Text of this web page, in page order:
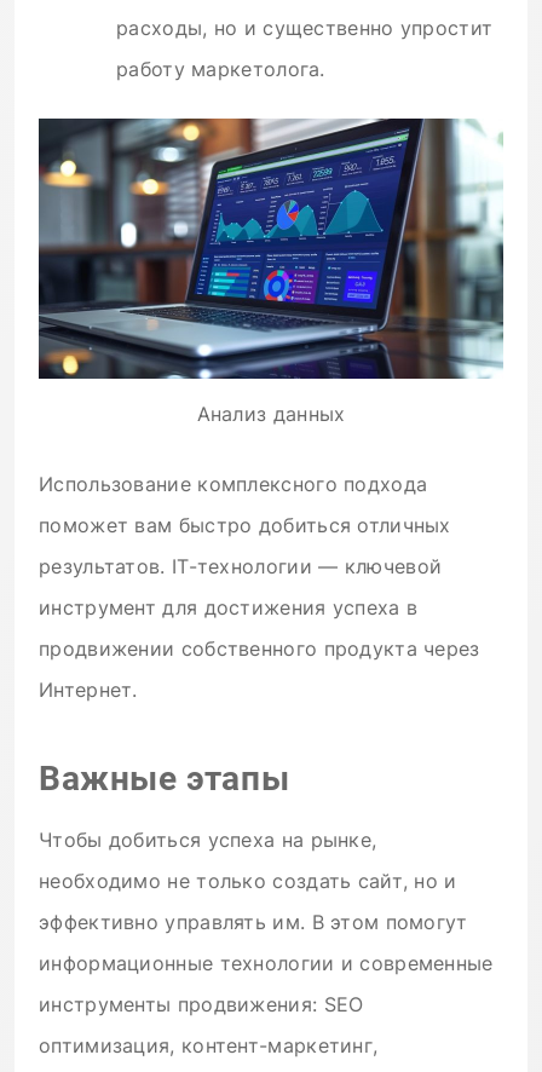
расходы, но и существенно упростит
работу маркетолога.
Анализ данных
Использование комплексного подхода
поможет вам быстро добиться отличных
результатов. IT-технологии — ключевой
инструмент для достижения успеха в
продвижении собственного продукта через
Интернет.
Важные этапы
Чтобы добиться успеха на рынке,
необходимо не только создать сайт, но и
эффективно управлять им. В этом помогут
информационные технологии и современные
инструменты продвижения: SEO
оптимизация, контент-маркетинг,